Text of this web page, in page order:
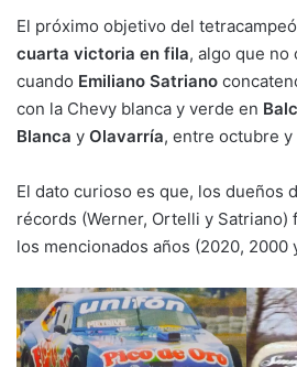
El próximo objetivo del
cuarta victoria en fila, algo que no
cuando Emiliano Satriano
con la Chevy blanca y verde en
Blanca y Olavarría, entre octubre
El dato curioso es que, los dueños
récords (Werner, Ortelli y Satriano)
los mencionados años (2020, 2000